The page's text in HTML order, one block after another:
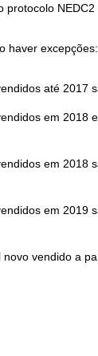
protocolo NEDC2
haver excepções:
até 2017
em 2018
em 2018
em 2019
vendido a